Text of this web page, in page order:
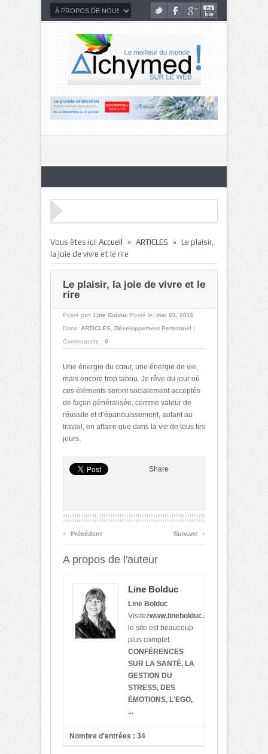
Vous êtes ici: Accueil » ARTICLES » Le plaisir,
la joie de vivre et le rire
Le plaisir, la joie de vivre et le
rire
Posté par: Line Bolduc Posté le: mai 03, 2010
Dans: ARTICLES Développement Personnel |
Commentaire : 0
Une énergie du cœur, une énergie de vie,
mais encore trop tabou. Je rêve du jour où
ces éléments seront socialement acceptés
de façon généralisée, comme valeur de
réussite et d’épanouissement, autant au
travail, en affaire que dans la vie de tous les
jours.
Share
‹ Précédent Suivant ›
A propos de l'auteur
Line Bolduc
Line Bolduc
Visitezwww.linebolduc.com
le site est beaucoup
plus complet.
CONFÉRENCES
SUR LA SANTÉ, LA
GESTION DU
STRESS, DES
ÉMOTIONS, L'EGO,
...
Nombre d'entrées : 34